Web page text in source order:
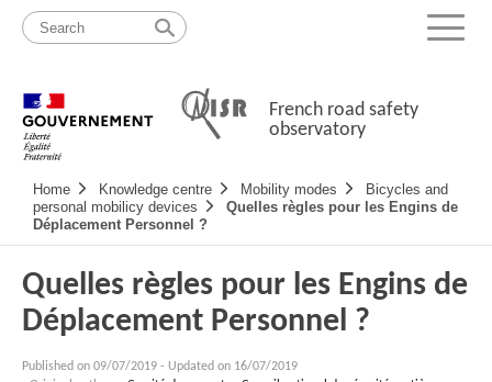
content
map
Menu
French road safety
observatory
Navigation
principale
Home Knowledge centre Mobility modes
Bicycles and
personal mobilicy devices
Quelles règles pour les Engins de
Déplacement Personnel ?
Quelles règles pour les Engins de
Déplacement Personnel ?
Published on 09/07/2019 - Updated on 16/07/2019